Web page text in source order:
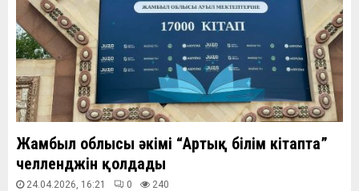
Жамбыл облысы әкімі “Артық білім кітапта”
челленджін қолдады
24.04.2026, 16:21 0 240